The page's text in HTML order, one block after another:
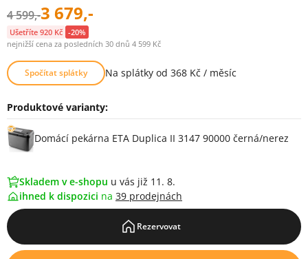
4 599,-3 679,-
Ušetříte 920 Kč -20%
nejnižší cena za posledních 30 dnů 4 599 Kč
Spočítat splátky Na splátky od 368 Kč / měsíc
Produktové varianty:
Varianty
Domácí pekárna ETA Duplica II 3147 90000 černá/nerez
Skladem v e-shopu u vás již 11. 8.
ihned k dispozici na 39 prodejnách
Rezervovat